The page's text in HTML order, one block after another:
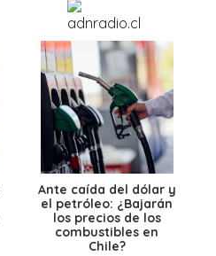
Ante caída del dólar y
el petróleo: ¿Bajarán
los precios de los
combustibles en
Chile?